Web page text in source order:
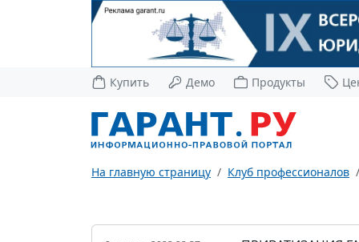
Купить Демо Продукты
На главную страницу Клуб профессионалов